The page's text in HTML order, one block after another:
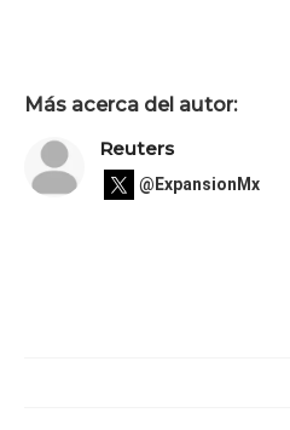
Más acerca del autor:
Reuters
@ExpansionMx